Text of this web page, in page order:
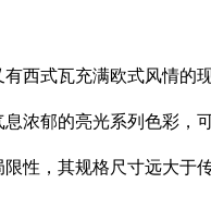
西式瓦充满欧式风情的
浓郁的亮光系列色彩，
性，其规格尺寸远大